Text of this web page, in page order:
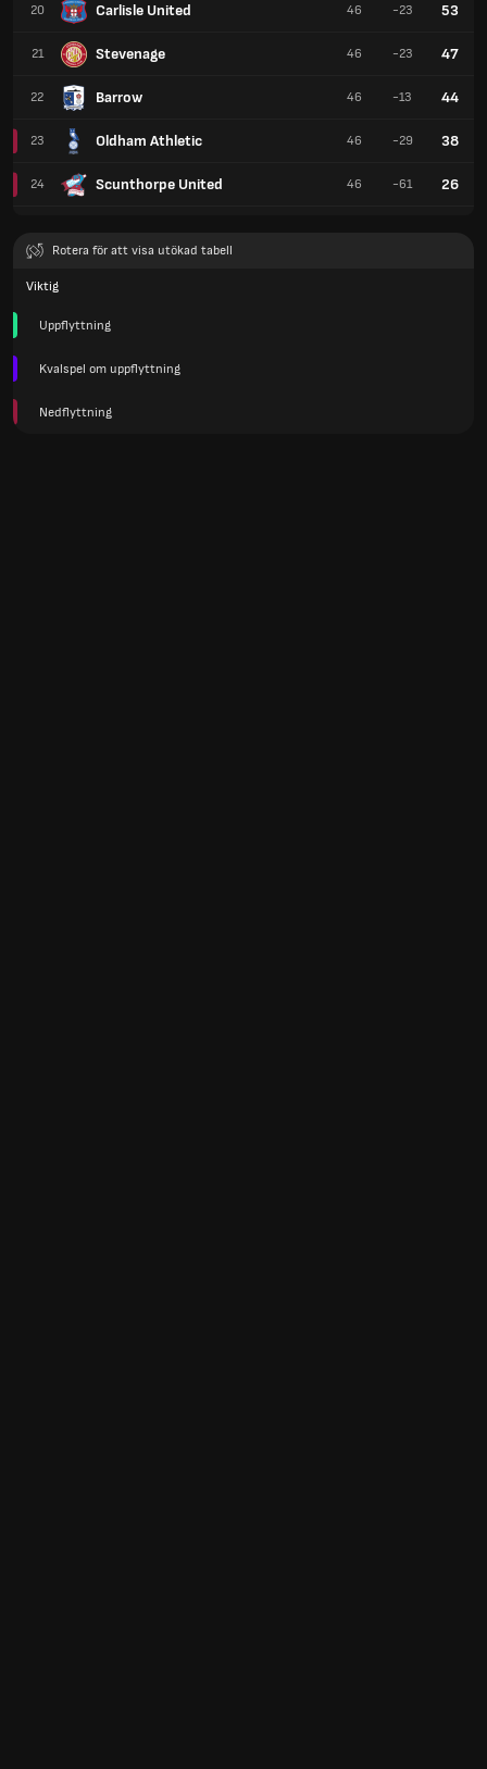
20 Carlisle United
21 Stevenage
22 Barrow
23 Oldham Athletic
24 Scunthorpe United
46 -23 53
46 -23 47
46 -13 44
46 -29 38
46 -61 26
Rotera för att visa utökad tabell
Viktig
Uppflyttning
Kvalspel om uppflyttning
Nedflyttning